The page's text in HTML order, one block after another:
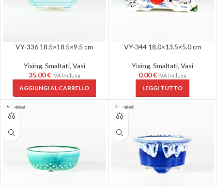
VY-336 18.5×18.5×9.5 cm
Yixing, Smaltati, Vasi
35.00€ IVA inclusa
AGGIUNGI AL CARRELLO
VY-344 18.0×13.5×5.0 cm
Yixing,Smaltati,Vasi
0.00€ IVA inclusa
LEGGI TUTTO